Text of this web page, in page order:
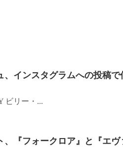
、インスタグラムへの投稿で
ビリー・...
、『フォークロア』と『エ